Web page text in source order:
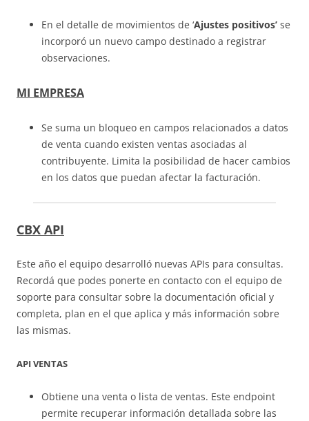
En el detalle de movimientos de ‘Ajustes positivos’ se
incorporó un nuevo campo destinado a registrar
observaciones.
MI EMPRESA
Se suma un bloqueo en campos relacionados a datos
de venta cuando existen ventas asociadas al
contribuyente. Limita la posibilidad de hacer cambios
en los datos que puedan afectar la facturación.
CBX API
Este año el equipo desarrolló nuevas APIs para consultas.
Recordá que podes ponerte en contacto con el equipo de
soporte para consultar sobre la documentación oficial y
completa, plan en el que aplica y más información sobre
las mismas.
API VENTAS
Obtiene una venta o lista de ventas. Este endpoint
permite recuperar información detallada sobre las